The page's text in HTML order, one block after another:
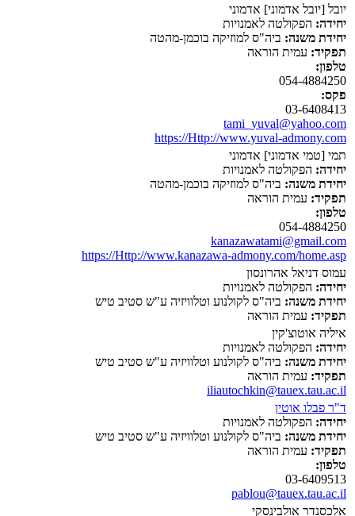
יובל [יובל אדמוני] אדמוני
יחידה: הפקולטה לאמנויות
יחידת משנה: ביה"ס למוזיקה בוכמן-מהטה
תפקיד: עמית הוראה
טלפון:
054-4884250
פקס:
03-6408413
tami_yuval@yahoo.com
https://Http://www.yuval-admony.com
תמי [טמי אדמוני] אדמוני
יחידה: הפקולטה לאמנויות
יחידת משנה: ביה"ס למוזיקה בוכמן-מהטה
תפקיד: עמית הוראה
טלפון:
054-4884250
kanazawatami@gmail.com
https://Http://www.kanazawa-admony.com/home.asp
עמוס דניאל אהרונסון
יחידה: הפקולטה לאמנויות
יחידת משנה: ביה"ס לקולנוע וטלוויזיה ע"ש סטיב טיש
תפקיד: עמית הוראה
איליה אוטוצ'קין
יחידה: הפקולטה לאמנויות
יחידת משנה: ביה"ס לקולנוע וטלוויזיה ע"ש סטיב טיש
תפקיד: עמית הוראה
iliautochkin@tauex.tau.ac.il
ד"ר פבלו אוטין
יחידה: הפקולטה לאמנויות
יחידת משנה: ביה"ס לקולנוע וטלוויזיה ע"ש סטיב טיש
תפקיד: עמית הוראה
טלפון:
03-6409513
pablou@tauex.tau.ac.il
אלכסנדר אולבינסקי